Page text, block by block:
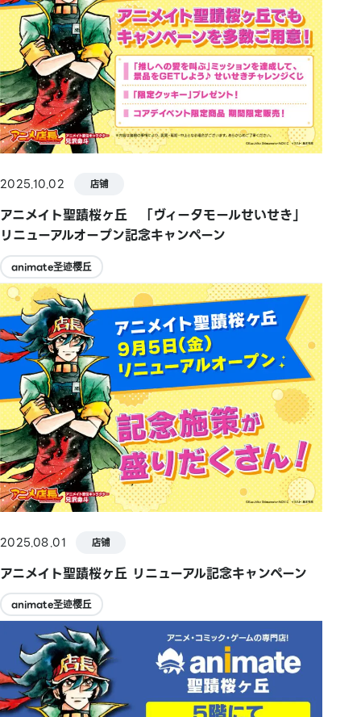
2025.10.02 店铺
アニメイト聖蹟桜ヶ丘 「ヴィータモールせいせき」
リニューアルオープン記念キャンペーン
animate圣迹樱丘
2025.08.01 店铺
アニメイト聖蹟桜ヶ丘 リニューアル記念キャンペーン
animate圣迹樱丘